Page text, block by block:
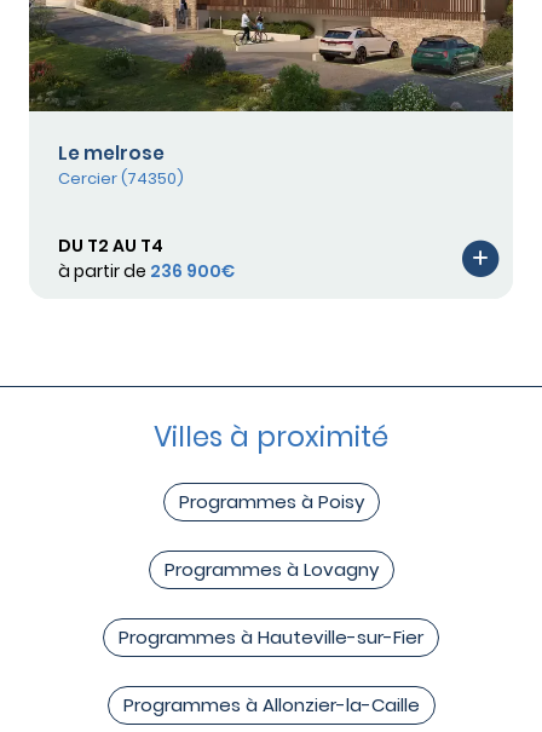
Le melrose
Cercier (74350)
DU T2 AU T4
à partir de 236 900€
Villes à proximité
Programmes à Poisy
Programmes à Lovagny
Programmes à Hauteville-sur-Fier
Programmes à Allonzier-la-Caille